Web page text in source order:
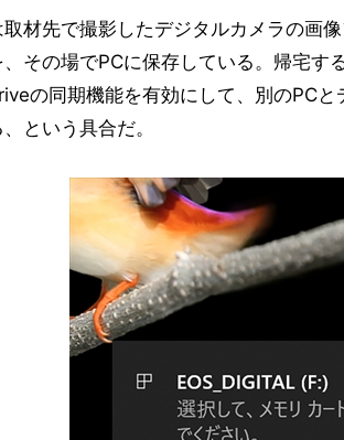
材先で撮影したデジタルカメラの画
、その場でPCに保存している。帰宅す
の同期機能を有効にして、別のPC
という具合だ。